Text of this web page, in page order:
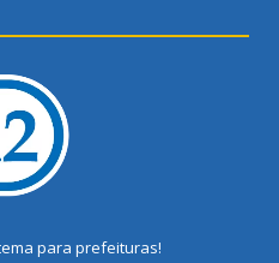
para prefeituras!